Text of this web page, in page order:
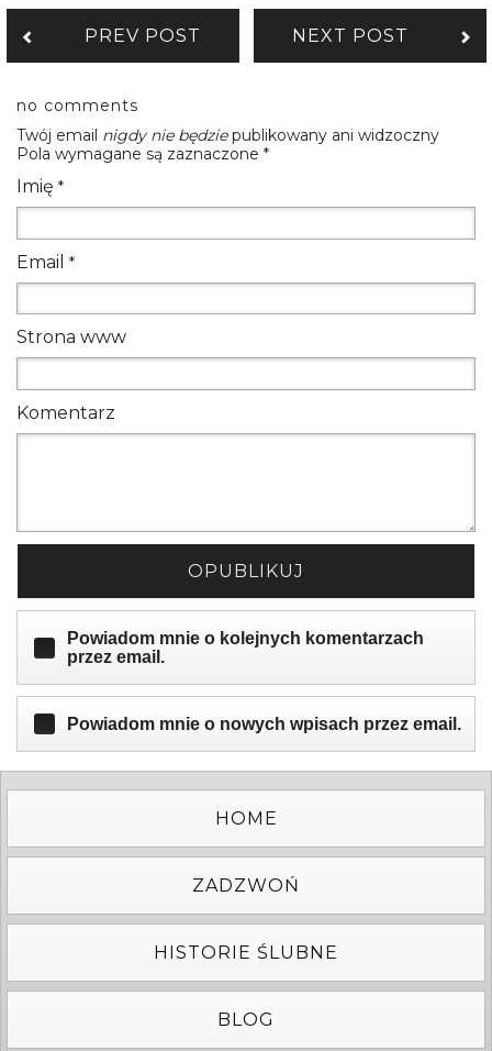
PREV POST NEXT POST
no comments
Twój email nigdy nie będziepublikowany ani widzoczny
Pola wymagane są zaznaczone *
Imię *
Email *
Strona www
Komentarz
OPUBLIKUJ
Powiadom mnie o kolejnych komentarzach
przez email.
Powiadom mnie o nowych wpisach przez email.
HOME
ZADZWOŃ
HISTORIE ŚLUBNE
BLOG